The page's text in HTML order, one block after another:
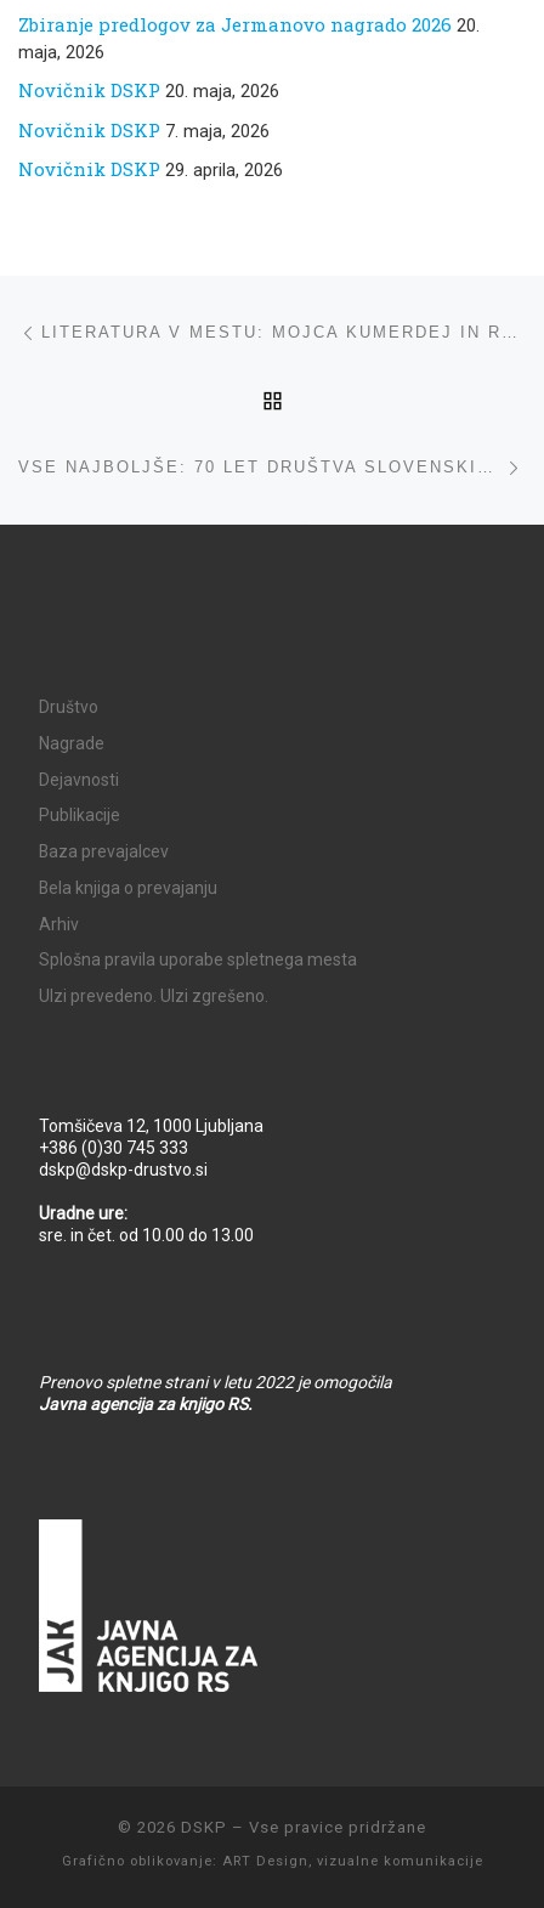
Zbiranje predlogov za Jermanovo nagrado 2026 20.
maja, 2026
Novičnik DSKP 20. maja, 2026
Novičnik DSKP 7. maja, 2026
Novičnik DSKP 29. aprila, 2026
Navigacija med prispevki LITERATURA V MESTU: MOJCA KUMERDEJ IN RAWLEY GRAU
Društvo
Nagrade
Dejavnosti
Publikacije
Baza prevajalcev
Bela knjiga o prevajanju
Arhiv
Splošna pravila uporabe spletnega mesta
UIzi prevedeno. UIzi zgrešeno.
Tomšičeva 12, 1000 Ljubljana
+386 (0)30 745 333
dskp@dskp-drustvo.si
Uradne ure:
sre. in čet. od 10.00 do 13.00
Prenovo spletne strani v letu 2022 je omogočila
Javna agencija za knjigo RS.
© 2026 DSKP – Vse pravice pridržane
Grafično oblikovanje: ART Design, vizualne komunikacije